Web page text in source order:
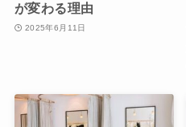
が変わる理由
2025年6月11日